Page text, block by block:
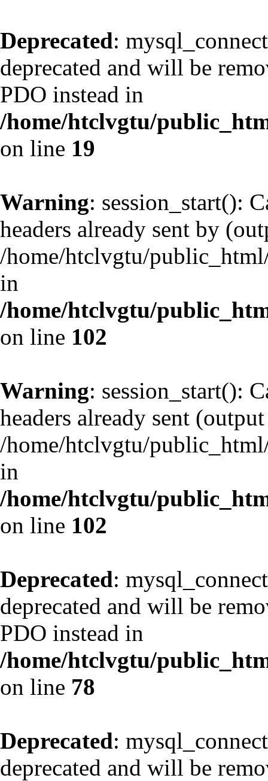
Deprecated:
deprecated and will be
PDO instead in
/home/htclvgtu/
on line 19
Warning: session_start():
headers already sent by
/home/htclvgtu/
in
/home/htclvgtu/
on line 102
Warning: session_start():
headers already sent
/home/htclvgtu/
in
/home/htclvgtu/
on line 102
Deprecated:
deprecated and will be
PDO instead in
/home/htclvgtu/
on line 78
Deprecated:
deprecated and will be